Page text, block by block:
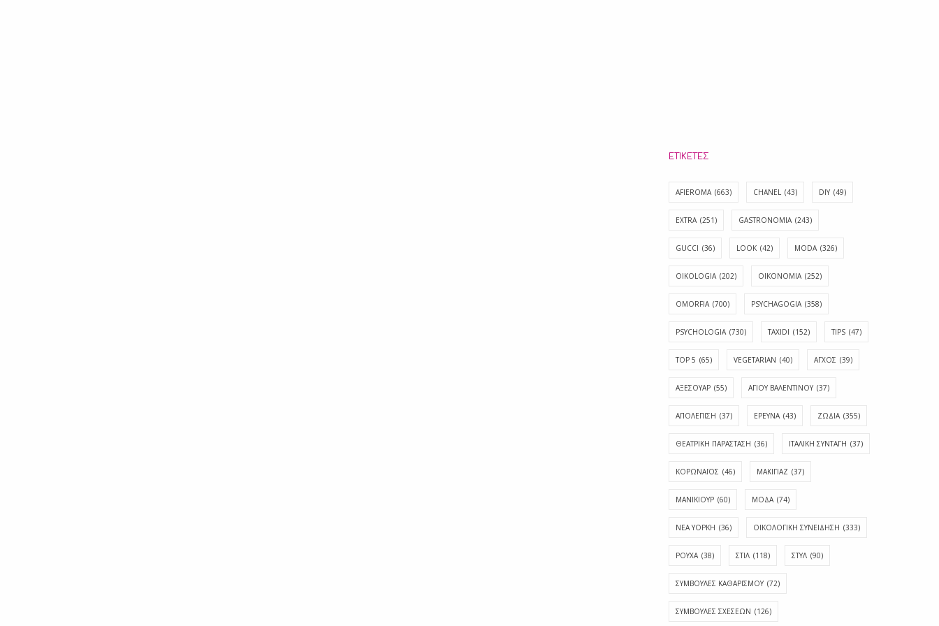
ΕΤΙΚΈΤΕΣ
AFIEROMA (663) CHANEL (43) DIY (49)
EXTRA (251) GASTRONOMIA (243)
GUCCI (36) LOOK (42) MODA (326)
OIKOLOGIA (202) OIKONOMIA (252)
OMORFIA (700) PSYCHAGOGIA (358)
PSYCHOLOGIA (730) TAXIDI (152) TIPS (47)
TOP 5 (65) VEGETARIAN (40) ΑΓΧΟΣ (39)
ΑΞΕΣΟΥΑΡ (55) ΑΓΊΟΥ ΒΑΛΕΝΤΊΝΟΥ (37)
ΑΠΟΛΈΠΙΣΗ (37) ΕΡΕΥΝΑ (43) ΖΩΔΙΑ (355)
ΘΕΑΤΡΙΚΗ ΠΑΡΑΣΤΑΣΗ (36) ΙΤΑΛΙΚΗ ΣΥΝΤΑΓΗ (37)
ΚΟΡΩΝΑΪΟΣ (46) ΜΑΚΙΓΙΑΖ (37)
ΜΑΝΙΚΙΟΥΡ (60) ΜΟΔΑ (74)
ΝΕΑ ΥΟΡΚΗ (36) ΟΙΚΟΛΟΓΙΚΗ ΣΥΝΕΙΔΗΣΗ (333)
ΡΟΥΧΑ (38) ΣΤΙΛ (118) ΣΤΥΛ (90)
ΣΥΜΒΟΥΛΕΣ ΚΑΘΑΡΙΣΜΟΥ (72)
ΣΥΜΒΟΥΛΕΣ ΣΧΕΣΕΩΝ (126)